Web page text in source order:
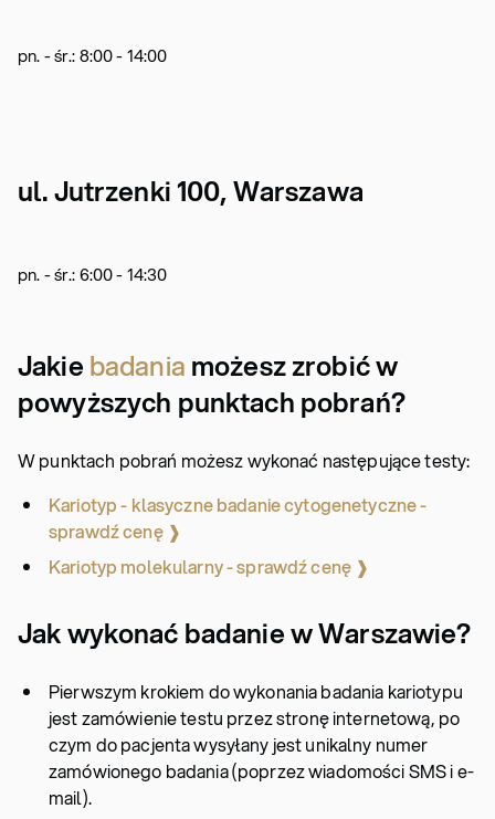
pn. - śr.: 8:00 - 14:00
ul. Jutrzenki 100, Warszawa
pn. - śr.: 6:00 - 14:30
Jakie badania możesz zrobić w
powyższych punktach pobrań?
W punktach pobrań możesz wykonać następujące testy:
Kariotyp - klasyczne badanie cytogenetyczne -
sprawdź cenę ❱
Kariotyp molekularny - sprawdź cenę ❱
Jak wykonać badanie w Warszawie?
Pierwszym krokiem do wykonania badania kariotypu
jest zamówienie testu przez stronę internetową, po
czym do pacjenta wysyłany jest unikalny numer
zamówionego badania (poprzez wiadomości SMS i e-
mail).